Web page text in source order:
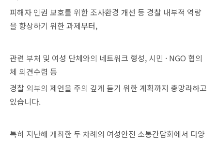
피해자 인권 보호를 위한 조사환경 개선 등 경찰 내부적 역량
을 향상하기 위한 과제부터,
관련 부처 및 여성 단체와의 네트워크 형성, 시민 · NGO 협의
체 의견수렴 등
경찰 외부의 제언을 주의 깊게 듣기 위한 계획까지 총망라하고
있습니다.
특히 지난해 개최한 두 차례의 여성안전 소통간담회에서 다양